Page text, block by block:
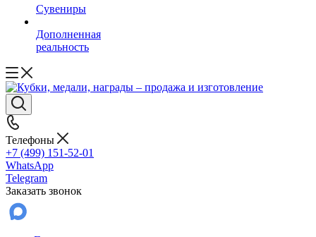
Сувениры
Дополненная
реальность
Телефоны
+7 (499) 151-52-01
WhatsApp
Telegram
Заказать звонок